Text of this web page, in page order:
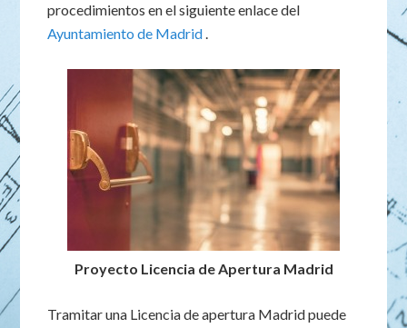
procedimientos en el siguiente enlace del
Ayuntamiento de Madrid.
Proyecto Licencia de Apertura Madrid
Tramitar una Licencia de apertura Madrid puede